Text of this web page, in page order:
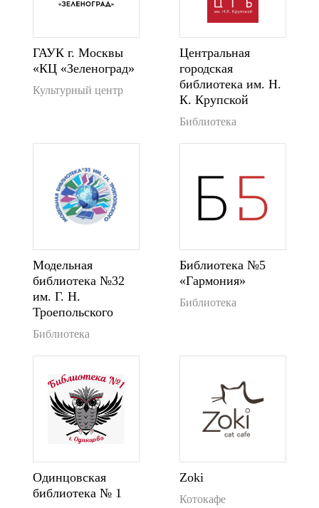
ГАУК г. Москвы
«КЦ «Зеленоград»
Культурный центр
Центральная
городская
библиотека им. Н.
К. Крупской
Библиотека
Модельная
библиотека №32
им. Г. Н.
Троепольского
Библиотека
Библиотека №5
«Гармония»
Библиотека
Одинцовская
библиотека № 1
Zoki
Котокафе